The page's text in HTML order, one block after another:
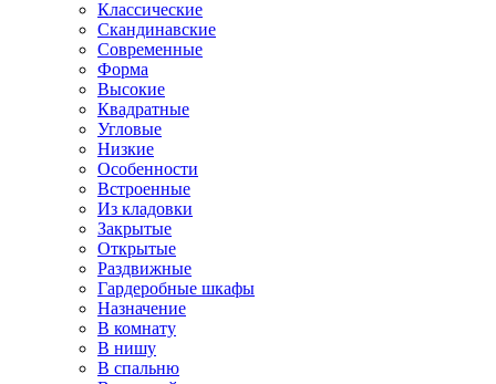
Классические
Скандинавские
Современные
Форма
Высокие
Квадратные
Угловые
Низкие
Особенности
Встроенные
Из кладовки
Закрытые
Открытые
Раздвижные
Гардеробные шкафы
Назначение
В комнату
В нишу
В спальню